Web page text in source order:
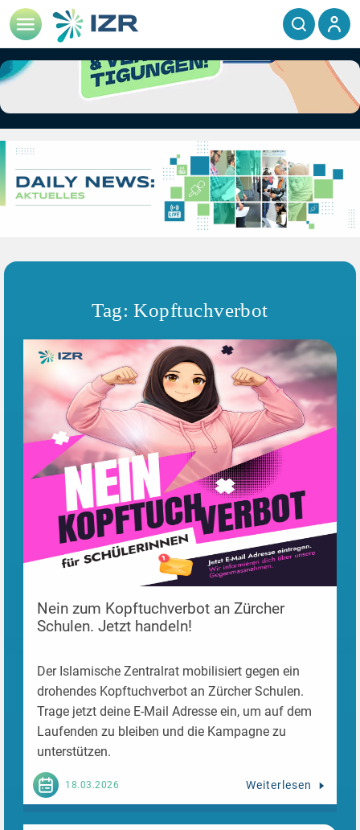
Tag: Kopftuchverbot
Nein zum Kopftuchverbot an Zürcher
Schulen. Jetzt handeln!
Der Islamische Zentralrat mobilisiert gegen ein
drohendes Kopftuchverbot an Zürcher Schulen.
Trage jetzt deine E-Mail Adresse ein, um auf dem
Laufenden zu bleiben und die Kampagne zu
unterstützen.
18.03.2026 Weiterlesen